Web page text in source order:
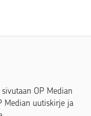
OP Median
Median uutiskirje ja